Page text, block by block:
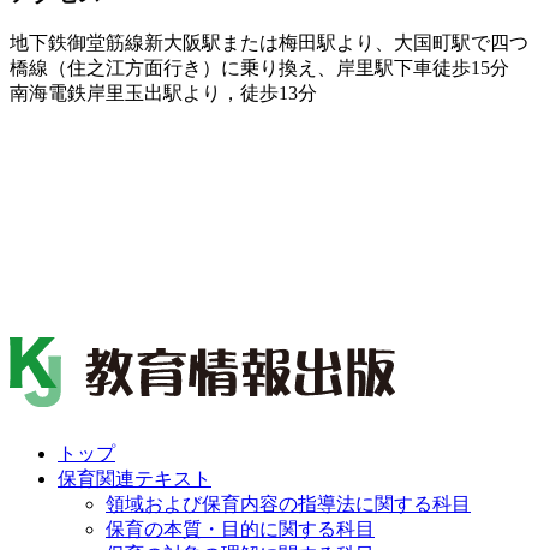
地下鉄御堂筋線新大阪駅または梅田駅より、大国町駅で四つ
橋線（住之江方面行き）に乗り換え、岸里駅下車徒歩15分
南海電鉄岸里玉出駅より，徒歩13分
トップ
保育関連テキスト
領域および保育内容の指導法に関する科目
保育の本質・目的に関する科目